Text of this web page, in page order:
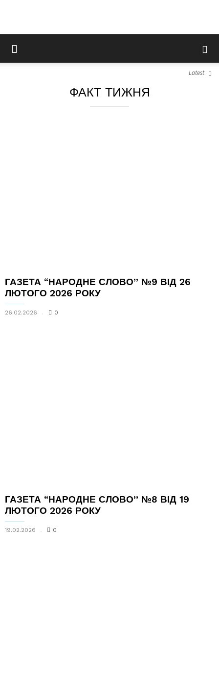
Latest
ФАКТ ТИЖНЯ
ГАЗЕТА “НАРОДНЕ СЛОВО” №9 ВІД 26
ЛЮТОГО 2026 РОКУ
26.02.2026 0
ГАЗЕТА “НАРОДНЕ СЛОВО” №8 ВІД 19
ЛЮТОГО 2026 РОКУ
19.02.2026 0